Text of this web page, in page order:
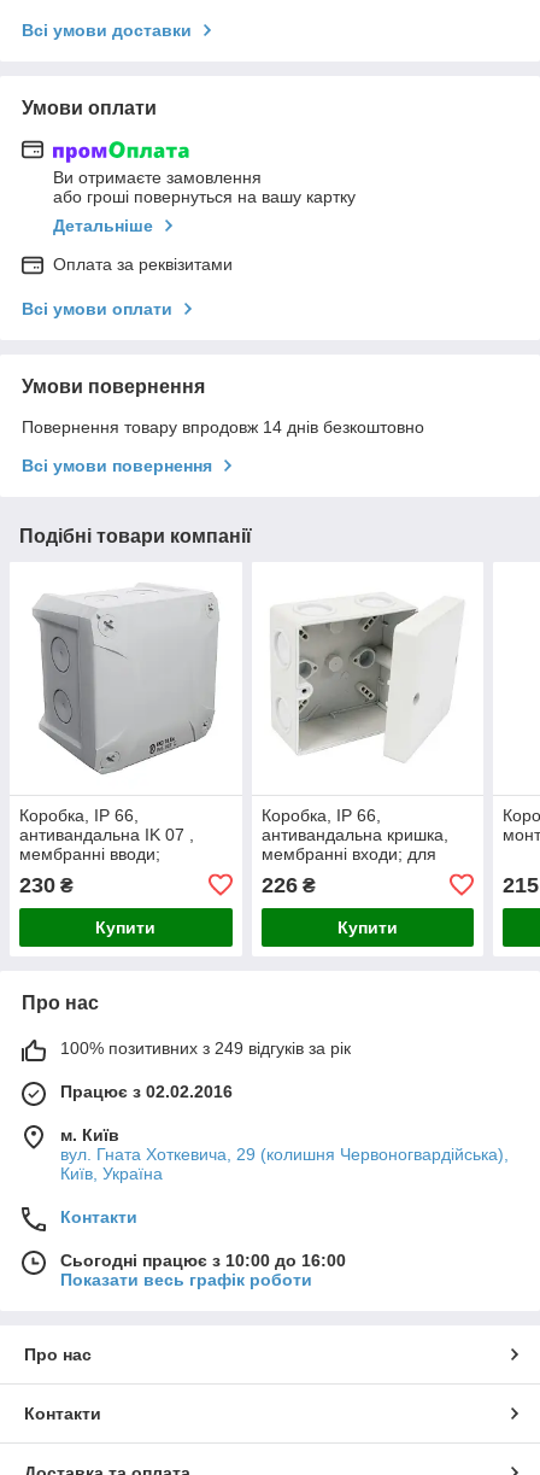
Всі умови доставки
Умови оплати
Ви отримаєте замовлення
або гроші повернуться на вашу картку
Детальніше
Оплата за реквізитами
Всі умови оплати
Умови повернення
Повернення товару впродовж 14 днів безкоштовно
Всі умови повернення
Подібні товари компанії
Коробка, IP 66,
антивандальна IK 07 ,
мембранні вводи;
стійкий матеріал; для
зовнішнього монтажу;
230 ₴
Купити
Коробка, IP 66,
антивандальна кришка,
мембранні входи; для
розміри 81х81х54 мм
226₴
Купити
215
Про нас
100% позитивних з 249 відгуків за рік
Працює з 02.02.2016
м. Київ
вул. Гната Хоткевича, 29 (колишня Червоногвардійська),
Київ, Україна
Контакти
Сьогодні працює з 10:00 до 16:00
Показати весь графік роботи
Про нас
Контакти